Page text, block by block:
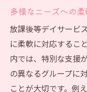
サービス展開で
地域の文
継続的な地
地元コミ
長期的な
多様なニーズへの
放課後等デイサービ
に柔軟に対応するこ
内では、特別な支援
の異なるグループに